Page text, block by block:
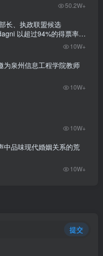
50.2W+
长、执政联盟候选
以超过94%的得票率当
10W+
为泉州信息工程学院教师
10W+
10W+
中品味现代婚姻关系的荒
10W+
提交